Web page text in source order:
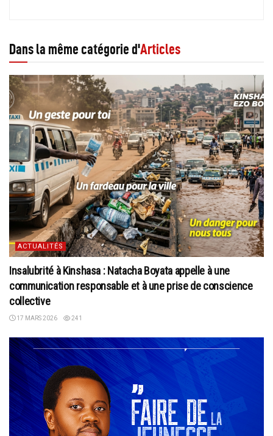
Dans la même catégorie d'Articles
ACTUALITÉS
Insalubrité à Kinshasa : Natacha Boyata appelle à une
communication responsable et à une prise de conscience
collective
17 MARS 2026 241